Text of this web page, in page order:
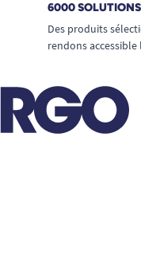
6000
Des produits
rendons